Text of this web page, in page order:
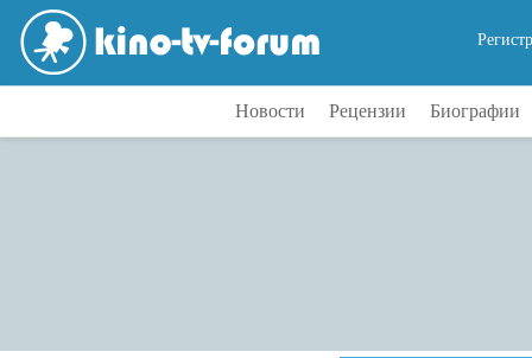
Новости Рецензии Биографии